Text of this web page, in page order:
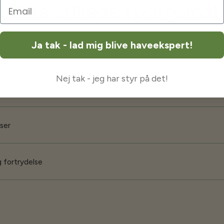
Ofte stillede spørgsmål
fortrydelse
Ja tak - lad mig blive haveekspert!
Nej tak - jeg har styr på det!